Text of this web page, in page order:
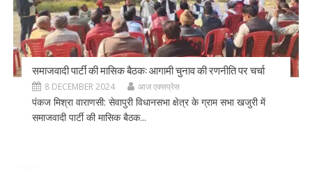
समाजवादी पार्टी की मासिक बैठक: आगामी चुनाव की रणनीति पर चर्चा
8 DECEMBER 2024 आज एक्सप्रेस
पंकज मिश्रा वाराणसी: सेवापुरी विधानसभा क्षेत्र के ग्राम सभा खजुरी में
समाजवादी पार्टी की मासिक बैठक...